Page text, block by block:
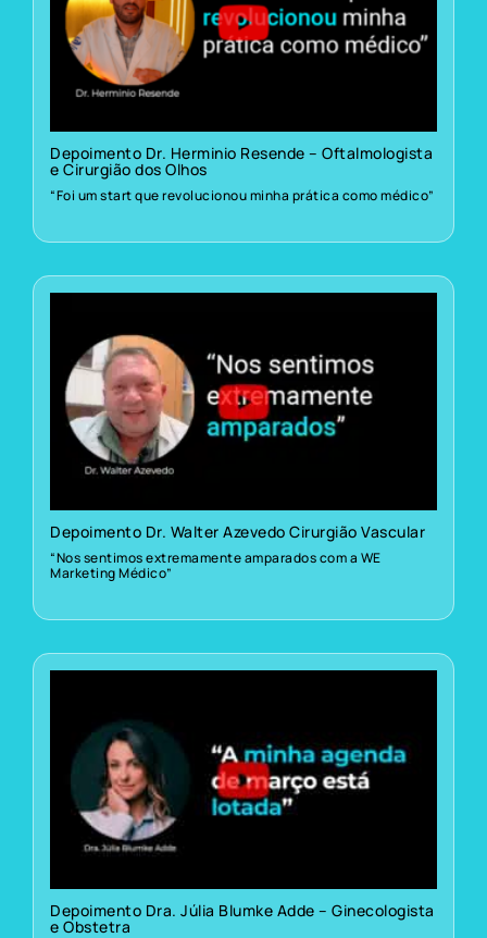
Depoimento Dr. Herminio Resende – Oftalmologista
e Cirurgião dos Olhos
“Foi um start que revolucionou minha prática como médico”
Depoimento Dr. Walter Azevedo Cirurgião Vascular
“Nos sentimos extremamente amparados com a WE
Marketing Médico”
Depoimento Dra. Júlia Blumke Adde – Ginecologista
e Obstetra